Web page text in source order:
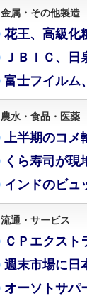
金属・その他製造
花王、高級化
ＪＢＩＣ、
富士フイルム
農水・食品・医薬
上半期のコメ
くら寿司が現
インドのビュ
流通・サービス
ＣＰエクスト
週末市場に日
オーソトサパ